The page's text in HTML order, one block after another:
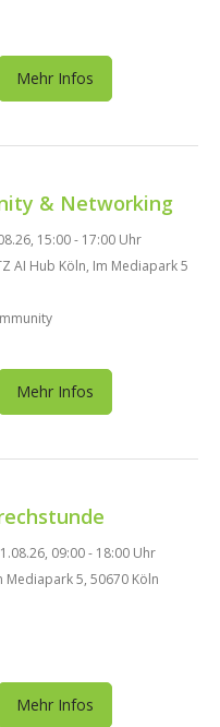
Mehr Infos
& Networking
15:00 - 17:00 Uhr
AI Hub Köln, Im Mediapark 5
Mehr Infos
09:00 - 18:00 Uhr
Mediapark 5, 50670 Köln
Mehr Infos